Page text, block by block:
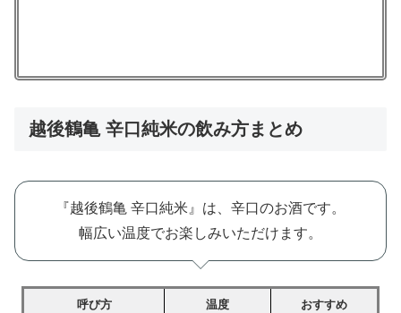
越後鶴亀 辛口純米の飲み方まとめ
『越後鶴亀 辛口純米』は、辛口のお酒です。
幅広い温度でお楽しみいただけます。
呼び方 温度 おすすめ